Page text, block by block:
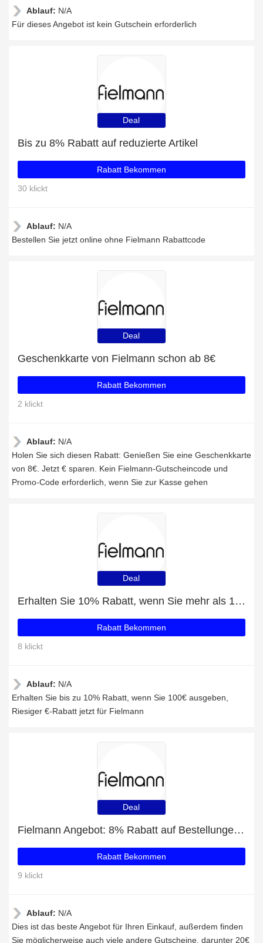
Ablauf: N/A
Für dieses Angebot ist kein Gutschein erforderlich
Deal
Bis zu 8% Rabatt auf reduzierte Artikel
Rabatt Bekommen
30 klickt
Ablauf: N/A
Bestellen Sie jetzt online ohne Fielmann Rabattcode
Deal
Geschenkkarte von Fielmann schon ab 8€
Rabatt Bekommen
2 klickt
Ablauf: N/A
Holen Sie sich diesen Rabatt: Genießen Sie eine Geschenkkarte
von 8€. Jetzt € sparen. Kein Fielmann-Gutscheincode und
Promo-Code erforderlich, wenn Sie zur Kasse gehen
Deal
Erhalten Sie 10% Rabatt, wenn Sie mehr als 100€ ausgeben
Rabatt Bekommen
8 klickt
Ablauf: N/A
Erhalten Sie bis zu 10% Rabatt, wenn Sie 100€ ausgeben,
Riesiger €-Rabatt jetzt für Fielmann
Deal
Fielmann Angebot: 8% Rabatt auf Bestellungen über 80€
Rabatt Bekommen
9 klickt
Ablauf: N/A
Dies ist das beste Angebot für Ihren Einkauf, außerdem finden
Sie möglicherweise auch viele andere Gutscheine, darunter 20€